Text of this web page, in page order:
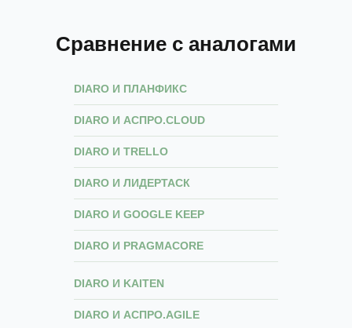
Сравнение с аналогами
DIARO И ПЛАНФИКС
DIARO И АСПРО.CLOUD
DIARO И TRELLO
DIARO И ЛИДЕРТАСК
DIARO И GOOGLE KEEP
DIARO И PRAGMACORE
DIARO И KAITEN
DIARO И АСПРО.AGILE